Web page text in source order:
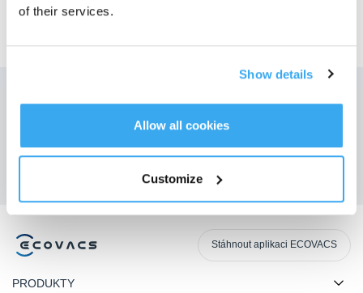
of their services.
Show details
Allow all cookies
Customize
Získejte nejnovější zprávy od ECOVACS
Stáhnout aplikaci ECOVACS
PRODUKTY